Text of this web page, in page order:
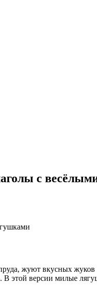
с
жуют вкусных
В этой версии милые